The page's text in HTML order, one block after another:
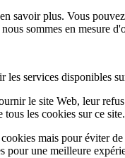
savoir plus. Vous
sommes en mesure
services disponibles
le site Web, leur
les cookies sur ce
mais pour éviter
une meilleure